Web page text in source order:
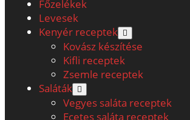
Főzelékek
Levesek
Kenyér receptek
open
menu
Kovász készítése
Kifli receptek
Zsemle receptek
Saláták
open
menu
Vegyes saláta receptek
Ecetes saláta receptek